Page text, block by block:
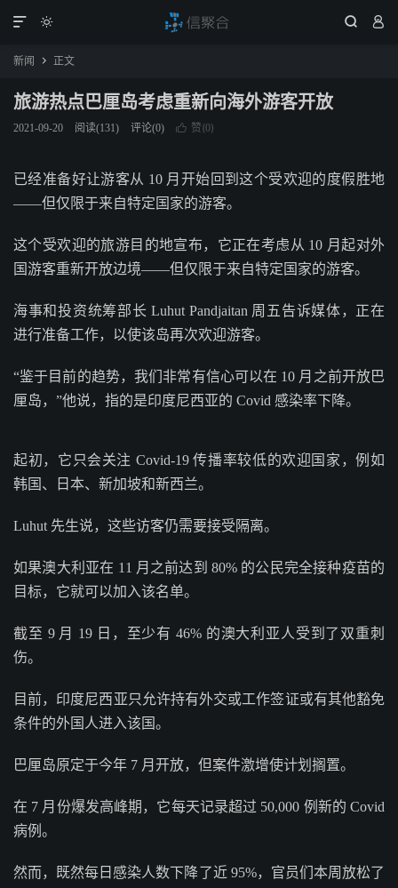
  

新闻  正文
旅游热点巴厘岛考虑重新向海外游客开放
2021-09-20 阅读(131) 评论(0)  赞(0)
已经准备好让游客从 10 月开始回到这个受欢迎的度假胜地
——但仅限于来自特定国家的游客。
这个受欢迎的旅游目的地宣布，它正在考虑从 10 月起对外
国游客重新开放边境——但仅限于来自特定国家的游客。
海事和投资统筹部长 Luhut Pandjaitan 周五告诉媒体，正在
进行准备工作，以使该岛再次欢迎游客。
“鉴于目前的趋势，我们非常有信心可以在 10 月之前开放巴
厘岛，”他说，指的是印度尼西亚的 Covid 感染率下降。
起初，它只会关注 Covid-19 传播率较低的欢迎国家，例如
韩国、日本、新加坡和新西兰。
Luhut 先生说，这些访客仍需要接受隔离。
如果澳大利亚在 11 月之前达到 80% 的公民完全接种疫苗的
目标，它就可以加入该名单。
截至 9 月 19 日，至少有 46% 的澳大利亚人受到了双重刺
伤。
目前，印度尼西亚只允许持有外交或工作签证或有其他豁免
条件的外国人进入该国。
巴厘岛原定于今年 7 月开放，但案件激增使计划搁置。
在 7 月份爆发高峰期，它每天记录超过 50,000 例新的 Covid
病例。
然而，既然每日感染人数下降了近 95%，官员们本周放松了